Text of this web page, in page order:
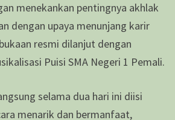
menekankan pentingnya akhlak
dengan upaya menunjang karir
resmi dilanjut dengan
Puisi SMA Negeri 1 Pemali.
selama dua hari ini diisi
menarik dan bermanfaat,